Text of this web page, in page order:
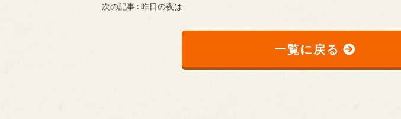
次の記事 : 昨日の夜は
一覧に戻る